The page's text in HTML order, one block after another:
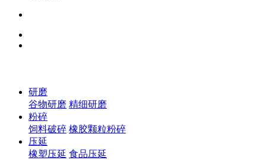
研磨
谷物研磨 精细研磨
粉碎
饲料破碎 橡胶颗粒粉碎
压延
橡塑压延 食品压延